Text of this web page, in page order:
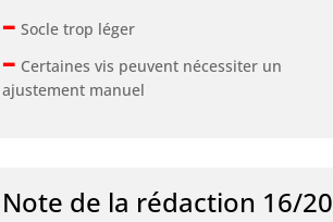
– Socle trop léger
– Certaines vis peuvent nécessiter un
ajustement manuel
Note de la rédaction 16/20